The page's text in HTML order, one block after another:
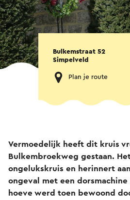
Bulkemstraat 52
Simpelveld
Plan je route
Vermoedelijk heeft dit kruis
Bulkembroekweg gestaan.
ongelukskruis en herinnert
ongeval met een dorsmachine
hoeve werd toen bewoond